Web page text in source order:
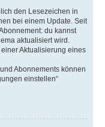
den Lesezeichen in
bei einem Update. Seit
du kannst
aktualisiert wird.
Aktualisierung eines
Abonnements können
einstellen“